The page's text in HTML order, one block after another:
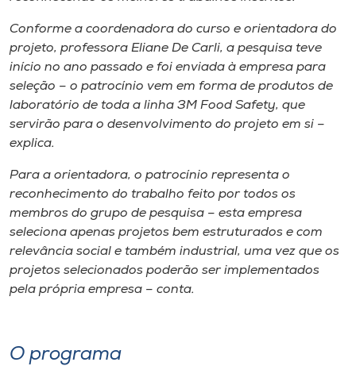
Unoesc
Store
Selecione
o idioma
A+
A-
Conforme a coordenadora do curso e orientadora do
projeto, professora Eliane De Carli, a pesquisa teve
início no ano passado e foi enviada à empresa para
seleção – o patrocínio vem em forma de produtos de
laboratório de toda a linha 3M Food Safety, que
servirão para o desenvolvimento do projeto em si –
explica.
Para a orientadora, o patrocínio representa o
reconhecimento do trabalho feito por todos os
membros do grupo de pesquisa – esta empresa
seleciona apenas projetos bem estruturados e com
relevância social e também industrial, uma vez que os
projetos selecionados poderão ser implementados
pela própria empresa – conta.
O programa